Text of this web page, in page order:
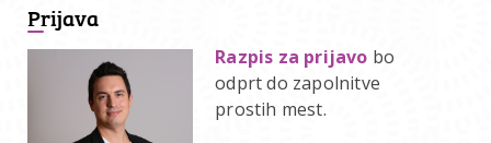
Prijava
Razpis za prijavo bo
odprt do zapolnitve
prostih mest.